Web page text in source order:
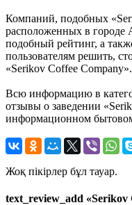
Компаний, подобных
расположенных в городе
подобный рейтинг, а
пользователям решить,
«Serikov Coffee Company».
Всю информацию в
отзывы о заведении
информационном
Жоқ пікірлер бұл тауар.
text_review_add «Serikov